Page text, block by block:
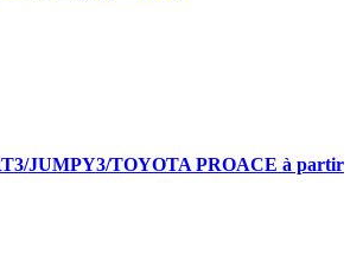
JUMPY3/TOYOTA PROACE à partir